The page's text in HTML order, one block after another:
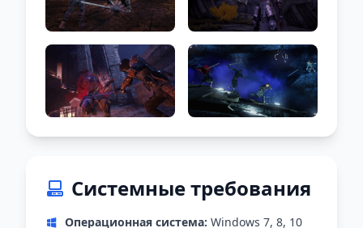
Системные требования
Операционная система: Windows 7, 8, 10